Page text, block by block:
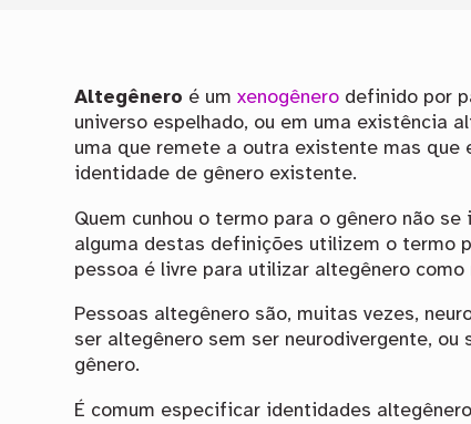
Altegênero é umxenogênero definido por
universo espelhado, ou em uma existência
uma que remete a outra existente mas
identidade de gênero existente.
Quem cunhou o termo para o gênero não
alguma destas definições utilizem o termo
pessoa é livre para utilizar altegênero como
Pessoas altegênero são, muitas vezes,
ser altegênero sem ser neurodivergente,
gênero.
É comum especificar identidades